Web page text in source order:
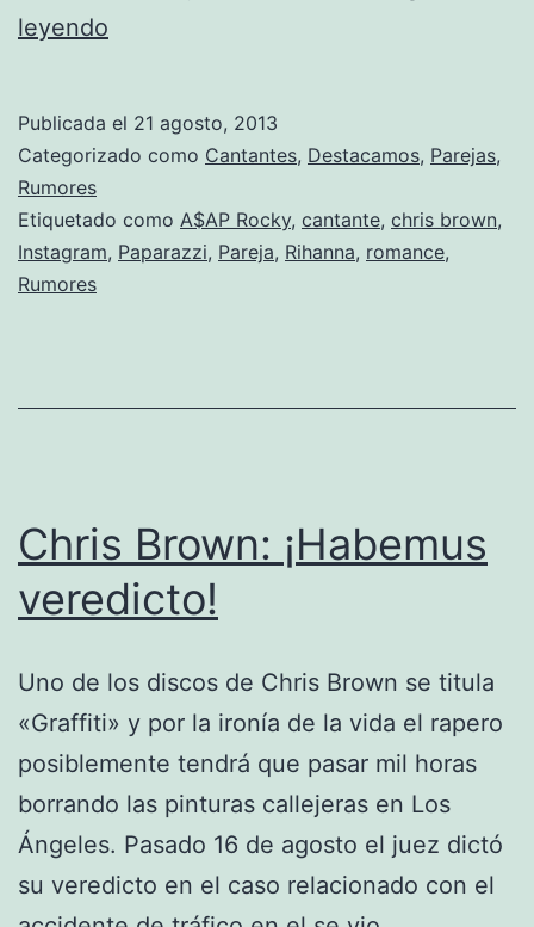
leyendo
un
romance
Publicada el 21 agosto, 2013
Categorizado como Cantantes, Destacamos, Parejas,
Rumores
Etiquetado como A$AP Rocky, cantante, chris brown,
Instagram, Paparazzi, Pareja, Rihanna, romance,
Rumores
Chris Brown: ¡Habemus
veredicto!
Uno de los discos de Chris Brown se titula
«Graffiti» y por la ironía de la vida el rapero
posiblemente tendrá que pasar mil horas
borrando las pinturas callejeras en Los
Ángeles. Pasado 16 de agosto el juez dictó
su veredicto en el caso relacionado con el